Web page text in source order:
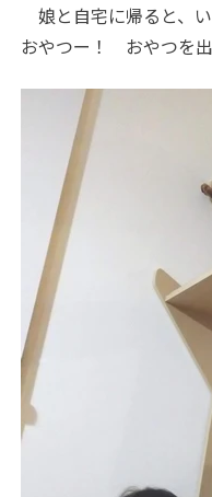
娘と自宅に帰ると、
おやつー！ おやつを出